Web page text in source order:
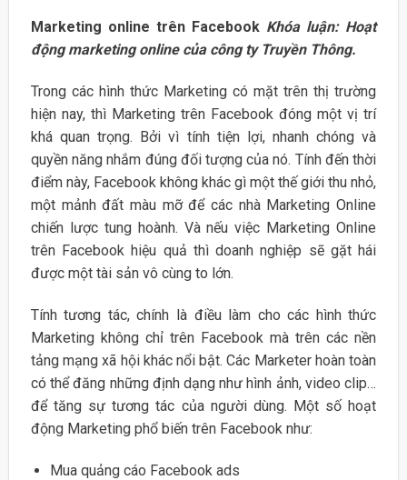
Marketing online trên Facebook Khóa luận: Hoạt
động marketing online của công ty Truyền Thông.
Trong các hình thức Marketing có mặt trên thị trường
hiện nay, thì Marketing trên Facebook đóng một vị trí
khá quan trọng. Bởi vì tính tiện lợi, nhanh chóng và
quyền năng nhắm đúng đối tượng của nó. Tính đến thời
điểm này, Facebook không khác gì một thế giới thu nhỏ,
một mảnh đất màu mỡ để các nhà Marketing Online
chiến lược tung hoành. Và nếu việc Marketing Online
trên Facebook hiệu quả thì doanh nghiệp sẽ gặt hái
được một tài sản vô cùng to lớn.
Tính tương tác, chính là điều làm cho các hình thức
Marketing không chỉ trên Facebook mà trên các nền
tảng mạng xã hội khác nổi bật. Các Marketer hoàn toàn
có thể đăng những định dạng như hình ảnh, video clip…
để tăng sự tương tác của người dùng. Một số hoạt
động Marketing phổ biến trên Facebook như:
Mua quảng cáo Facebook ads